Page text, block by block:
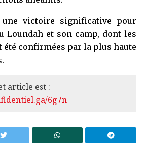
une victoire significative pour
Loundah et son camp, dont les
confirmées par la plus haute
article est :
6g7n